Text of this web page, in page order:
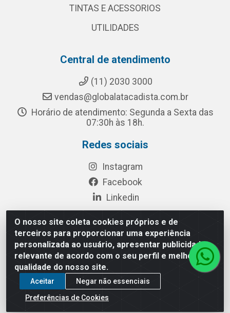
O nosso site coleta cookies próprios e de
terceiros para proporcionar uma experiência
personalizada ao usuário, apresentar publicidade
relevante de acordo com o seu perfil e melhorar a
qualidade do nosso site.
Aceitar
Negar não essenciais
Preferências de Cookies
TINTAS E ACESSORIOS
UTILIDADES
Central de atendimento
(11) 2030 3000
vendas@globalatacadista.com.br
Horário de atendimento: Segunda a Sexta das
07:30h às 18h.
Redes sociais
Instagram
Facebook
Linkedin
Rua Chipuê, 117 - S. Miguel Paulista São Paulo/SP - CEP
08010-260- CNPJ: 03.010.739/0001-72